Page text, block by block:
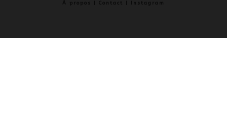
À propos
Contact Instagram